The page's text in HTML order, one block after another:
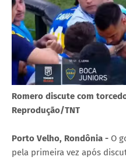
Romero discute com
Reprodução/TNT
Porto Velho, Rondônia - O
pela primeira vez após